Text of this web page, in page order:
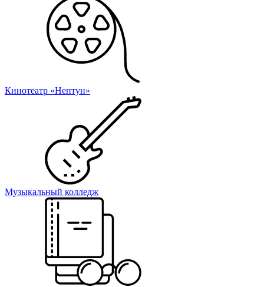
Кинотеатр «Нептун»
Музыкальный колледж